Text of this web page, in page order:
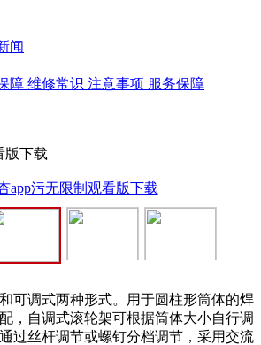
闻
障 维修常识 注意事项 服务保障
版下载
调式两种形式。用于圆柱形筒体的焊
装配，自调式滚轮架可根据筒体大小自行调
通过丝杆调节或螺钉分档调节，采用交流